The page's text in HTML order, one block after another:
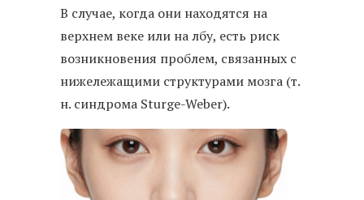
В случае, когда они находятся на
верхнем веке или на лбу, есть риск
возникновения проблем, связанных с
нижележащими структурами мозга (т.
н. синдрома Sturge-Weber).